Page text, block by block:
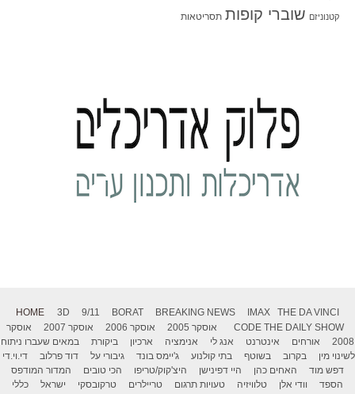
קטנוניזם שוברי קופות תסריטאות
HOME 3D 9/11 BORAT BREAKING NEWS IMAX
THE DA VINCI
CODE THE DAILY SHOW אוסקר 2005 אוסקר 2006 אוסקר 2007
אוסקר
2008
אורחים אינטרנט אנג לי אנימציה ארכיון ביקורת
במאים שעברו ניתוח
לשינוי מין
בקרוב בשוטף בתי קולנוע ג'יימס בונד גיבורי על דוד פרלוב
די.וי.די
דפש מוד
האחים כהן היי דפינישן היצ'קוק/טריפו הכי טובים
המדור המודפס
הספד
וודי אלן טלוויזיה טעויות תרגום טריילרים טרקובסקי ישראל
כללי